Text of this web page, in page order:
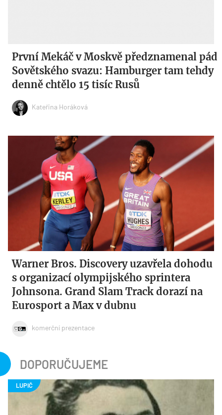
První Mekáč v Moskvě předznamenal pád
Sovětského svazu: Hamburger tam tehdy
denně chtělo 15 tisíc Rusů
Kateřina Horáková
Warner Bros. Discovery uzavřela dohodu
s organizací olympijského sprintera
Johnsona. Grand Slam Track dorazí na
Eurosport a Max v dubnu
komerční prezentace
DOPORUČUJEME